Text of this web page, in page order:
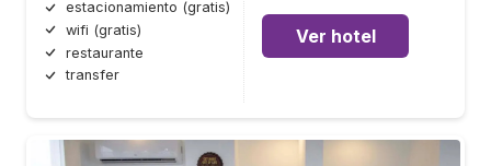
estacionamiento (gratis)
wifi (gratis)
restaurante
transfer
Ver hotel